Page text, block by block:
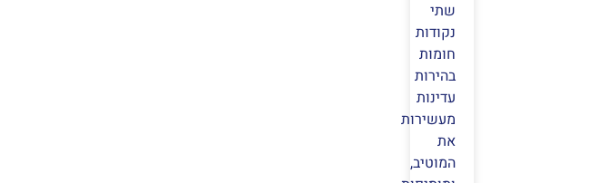
שתי
נקודות
חומות
בהירות
עדינות
מעשירות
את
המוטיב,